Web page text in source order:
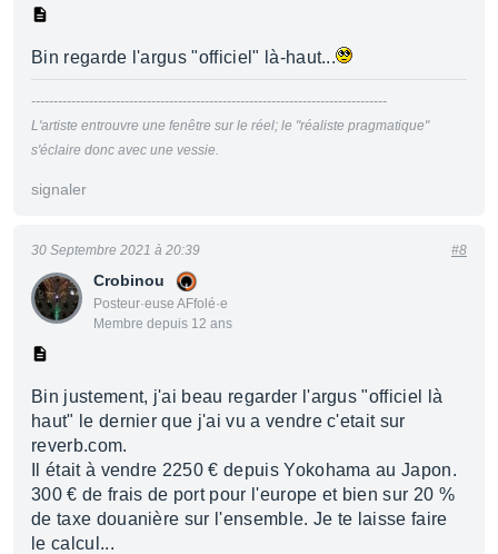
Bin regarde l'argus "officiel" là-haut...
--------------------------------------------------------------------------------
L'artiste entrouvre une fenêtre sur le réel; le "réaliste pragmatique"
s'éclaire donc avec une vessie.
signaler
Crobinou
Posteur·euse AFfolé·e
Membre depuis 12 ans
30 Septembre 2021 à 20:39 #8
Bin justement, j'ai beau regarder l'argus "officiel là
haut" le dernier que j'ai vu a vendre c'etait sur
reverb.com.
Il était à vendre 2250 € depuis Yokohama au Japon.
300 € de frais de port pour l'europe et bien sur 20 %
de taxe douanière sur l'ensemble. Je te laisse faire
le calcul...